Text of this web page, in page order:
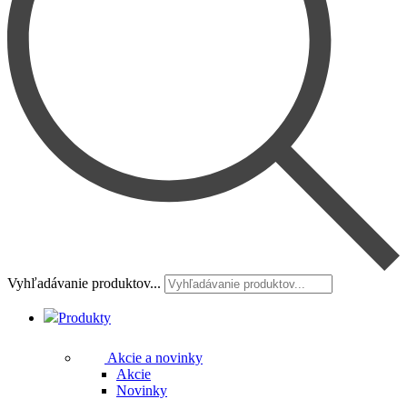
Vyhľadávanie produktov...
Produkty
Akcie a novinky
Akcie
Novinky